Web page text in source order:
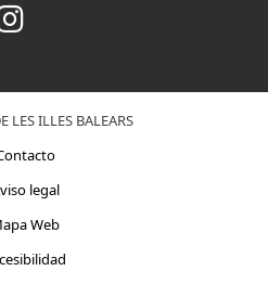
LES ILLES BALEARS
legal
Web